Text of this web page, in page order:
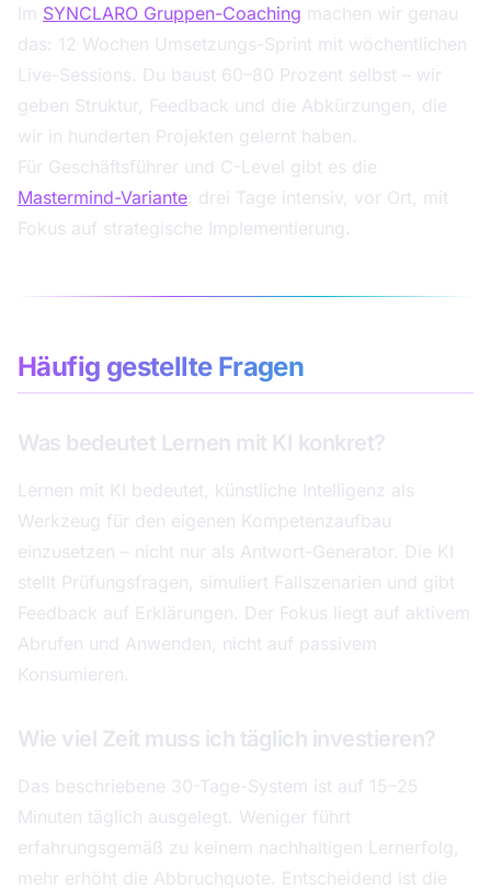
Im SYNCLARO Gruppen-Coaching machen wir genau
das: 12 Wochen Umsetzungs-Sprint mit wöchentlichen
Live-Sessions. Du baust 60–80 Prozent selbst – wir
geben Struktur, Feedback und die Abkürzungen, die
wir in hunderten Projekten gelernt haben.
Für Geschäftsführer und C-Level gibt es die
Mastermind-Variante: drei Tage intensiv, vor Ort, mit
Fokus auf strategische Implementierung.
Häufig gestellte Fragen
Was bedeutet Lernen mit KI konkret?
Lernen mit KI bedeutet, künstliche Intelligenz als
Werkzeug für den eigenen Kompetenzaufbau
einzusetzen – nicht nur als Antwort-Generator. Die KI
stellt Prüfungsfragen, simuliert Fallszenarien und gibt
Feedback auf Erklärungen. Der Fokus liegt auf aktivem
Abrufen und Anwenden, nicht auf passivem
Konsumieren.
Wie viel Zeit muss ich täglich investieren?
Das beschriebene 30-Tage-System ist auf 15–25
Minuten täglich ausgelegt. Weniger führt
erfahrungsgemäß zu keinem nachhaltigen Lernerfolg,
mehr erhöht die Abbruchquote. Entscheidend ist die